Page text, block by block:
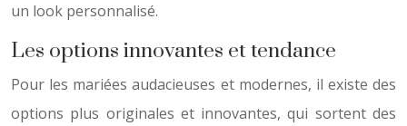
un look personnalisé.
Les options innovantes et tendance
Pour les mariées audacieuses et modernes, il existe des
options plus originales et innovantes, qui sortent des